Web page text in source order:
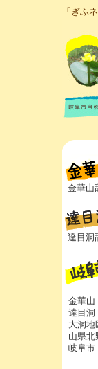
「ぎふ
金華山
達目洞
金華山
達目洞
大洞地
山県北
岐阜市